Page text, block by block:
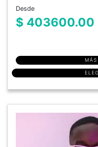
Desde
$ 403600.00